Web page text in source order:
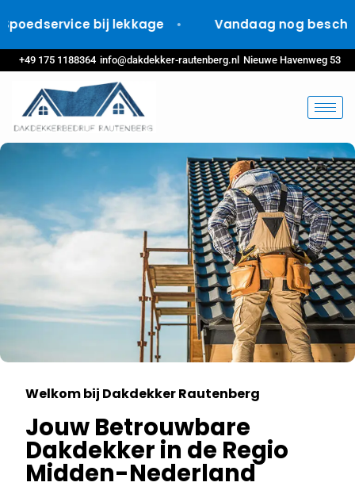
bij lekkage Vandaag nog
+49 175 1188364 info@dakdekker-rautenberg.nl Nieuwe Havenweg 53
Welkom bij Dakdekker Rautenberg
Jouw Betrouwbare
Dakdekker in de Regio
Midden-Nederland